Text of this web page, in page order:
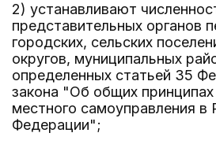
2) устанавливают
представительных органов
городских, сельских
округов, муниципальных
определенных статьей 35
закона "Об общих принципах
местного самоуправления в
Федерации";